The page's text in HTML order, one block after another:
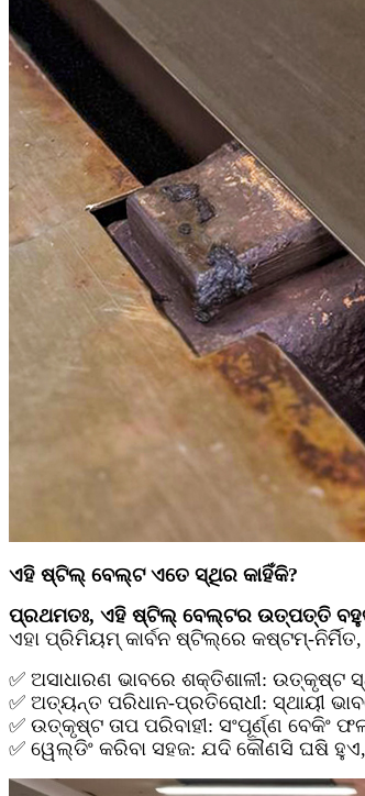
ଏହି ଷ୍ଟିଲ୍ ବେଲ୍ଟ ଏତେ ସ୍ଥିର କାହିଁକି?
ପ୍ରଥମତଃ, ଏହି ଷ୍ଟିଲ୍ ବେଲ୍ଟର ଉତ୍ପତ୍ତି ବହୁତ
ଏହା ପ୍ରିମିୟମ୍ କାର୍ବନ ଷ୍ଟିଲ୍‌ରେ କଷ୍ଟମ୍-
✅ ଅସାଧାରଣ ଭାବରେ ଶକ୍ତିଶାଳୀ:
✅ ଅତ୍ୟନ୍ତ ପରିଧାନ-ପ୍ରତିରୋଧୀ: ସ୍ଥାୟୀ
✅ ଉତ୍କୃଷ୍ଟ ତାପ ପରିବାହୀ: ସଂପୂର୍ଣ୍ଣ ବେକିଂ
✅ ୱେଲ୍ଡିଂ କରିବା ସହଜ: ଯଦି କୌଣସି ଘଷି